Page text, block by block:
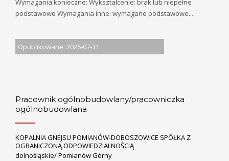
Wymagania konieczne: Wykształcenie: brak lub niepełne
podstawowe Wymagania inne: wymagane podstawowe...
Opublikowane: 2026-07-31
Pracownik ogólnobudowlany/pracowniczka
ogólnobudowlana
KOPALNIA GNEJSU POMIANÓW-DOBOSZOWICE SPÓŁKA Z
OGRANICZONĄ ODPOWIEDZIALNOŚCIĄ
dolnośląskie/ Pomianów Górny